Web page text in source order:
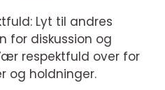
Lyt til andres
for diskussion og
respektfuld over for
og holdninger.